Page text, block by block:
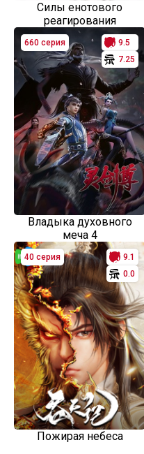
Силы енотового
реагирования
660 серия
9.5
7.25
Владыка духовного
меча 4
40 серия
9.1
0.0
Пожирая небеса